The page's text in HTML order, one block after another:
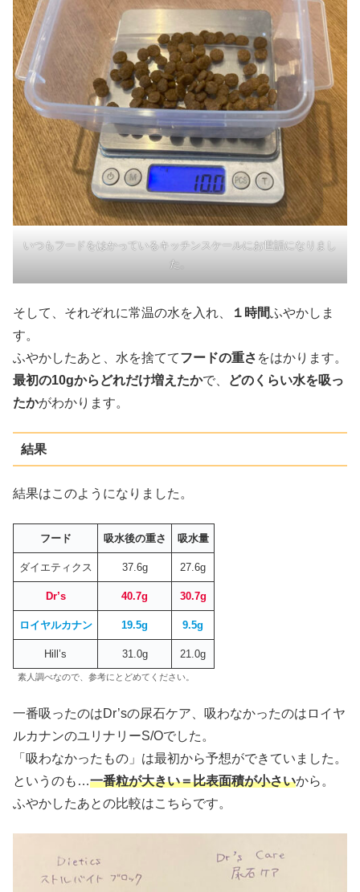
いつもフードをはかっているキッチンスケールにお世話になりまし
た。
そして、それぞれに常温の水を入れ、 １時間ふやかしま
す。
ふやかしたあと、水を捨ててフードの重さ をはかります。
最初の10gからどれだけ増えたかで、
どのくらい水を吸っ
たかがわかります。
結果
結果はこのようになりました。
フード 吸水後の重さ 吸水量
ダイエティクス 37.6g 27.6g
Dr’s 40.7g 30.7g
ロイヤルカナン 19.5g 9.5g
Hill’s 31.0g 21.0g
素人調べなので、参考にとどめてください。
一番吸ったのはDr’sの尿石ケア、吸わなかったのはロイヤ
ルカナンのユリナリーS/Oでした。
「吸わなかったもの」は最初から予想ができていました。
というのも…一番粒が大きい＝比表面積が小さいから。
ふやかしたあとの比較はこちらです。